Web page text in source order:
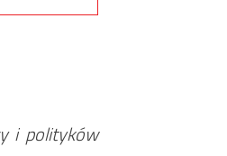
i polityków